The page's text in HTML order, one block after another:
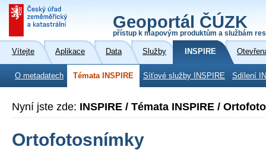
Geoportál ČÚZK
přístup k mapovým produktům a službám
Vítejte Aplikace Data Služby INSPIRE
O metadatech Témata INSPIRE Síťové služby INSPIRE Sdílení
Nyní jste zde: INSPIRE / Témata INSPIRE /
Ortofotosnímky